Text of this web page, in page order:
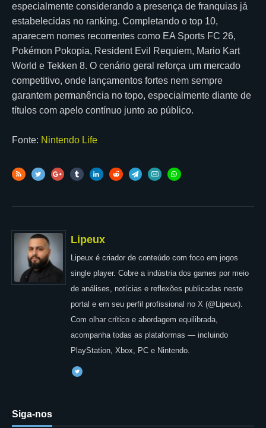
especialmente considerando a presença de franquias já
estabelecidas no ranking. Completando o top 10,
aparecem nomes recorrentes como EA Sports FC 26,
Pokémon Pokopia, Resident Evil Requiem, Mario Kart
World e Tekken 8. O cenário geral reforça um mercado
competitivo, onde lançamentos fortes nem sempre
garantem permanência no topo, especialmente diante de
títulos com apelo contínuo junto ao público.
Fonte: Nintendo Life
Lipeux
Lipeux é criador de conteúdo com foco em jogos
single player. Cobre a indústria dos games por meio
de análises, notícias e reflexões publicadas neste
portal e em seu perfil profissional no X (@Lipeux).
Com olhar crítico e abordagem equilibrada,
acompanha todas as plataformas — incluindo
PlayStation, Xbox, PC e Nintendo.
Siga-nos